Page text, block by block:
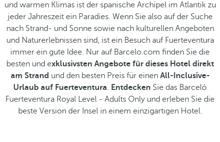
und warmen Klimas ist der spanische Archipel im Atlantik zu
jeder Jahreszeit ein Paradies. Wenn Sie also auf der Suche
nach Strand- und Sonne sowie nach kulturellen Angeboten
und Naturerlebnissen sind, ist ein Besuch auf Fuerteventura
immer ein gute Idee. Nur auf Barcelo.com finden Sie die
besten und exklusivsten Angebote für dieses Hotel direkt
am Strand und den besten Preis für einen All-Inclusive-
Urlaub auf Fuerteventura. Entdecken Sie das Barceló
Fuerteventura Royal Level - Adults Only und erleben Sie die
beste Version der Insel in einem einzigartigen Hotel.